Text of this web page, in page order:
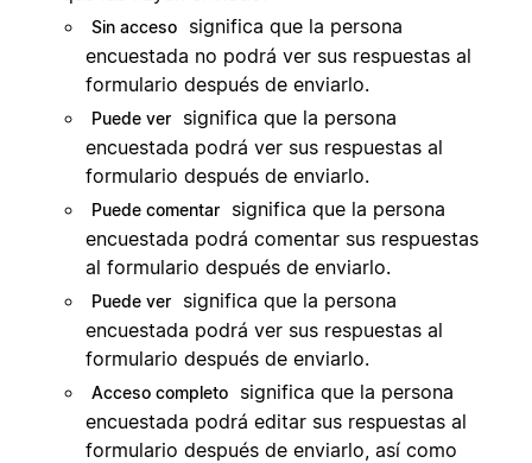
Sin acceso
significa que la persona
encuestada no podrá ver sus respuestas al
formulario después de enviarlo.
Puede ver
significa que la persona
encuestada podrá ver sus respuestas al
formulario después de enviarlo.
Puede comentar
significa que la persona
encuestada podrá comentar sus respuestas
al formulario después de enviarlo.
Puede ver
significa que la persona
encuestada podrá ver sus respuestas al
formulario después de enviarlo.
Acceso completo
significa que la persona
encuestada podrá editar sus respuestas al
formulario después de enviarlo, así como